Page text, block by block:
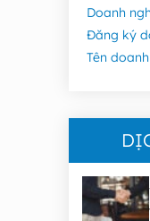
Doanh
Đăng ký
Tên